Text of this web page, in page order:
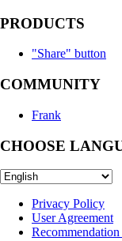
PRODUCTS
"Share" button
COMMUNITY
Frank
CHOOSE
Privacy Policy
User Agreement